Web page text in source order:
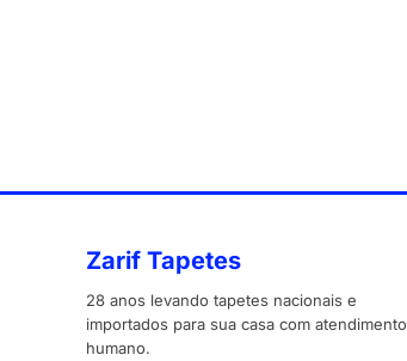
Zarif Tapetes
28 anos levando tapetes nacionais e
importados para sua casa com atendimento
humano.